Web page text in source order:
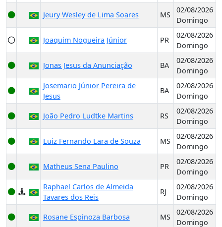
Jeury Wesley de Lima Soares MS
02/08/2026
Domingo
Joaquim Nogueira Júnior PR
02/08/2026
Domingo
Jonas Jesus da Anunciação BA
02/08/2026
Domingo
Josemario Júnior Pereira de
Jesus
BA
02/08/2026
Domingo
João Pedro Ludtke Martins RS
02/08/2026
Domingo
Luiz Fernando Lara de Souza MS
02/08/2026
Domingo
Matheus Sena Paulino PR
02/08/2026
Domingo
Raphael Carlos de Almeida
Tavares dos Reis
RJ
02/08/2026
Domingo
Rosane Espinoza Barbosa MS
02/08/2026
Domingo